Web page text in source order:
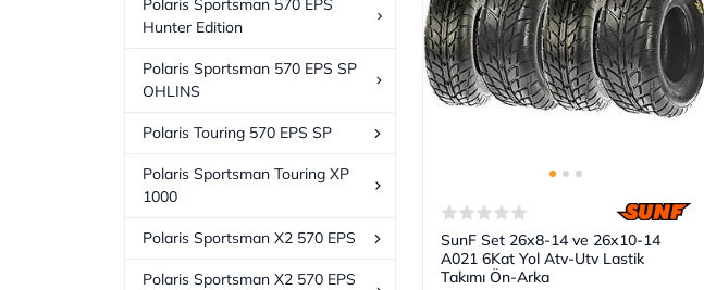
Polaris Sportsman 570 EPS
Hunter Edition
Polaris Sportsman 570 EPS SP
OHLINS
Polaris Touring 570 EPS SP
Polaris Sportsman Touring XP
1000
Polaris Sportsman X2 570 EPS
Polaris Sportsman X2 570 EPS
SunF Set 26x8-14 ve 26x10-14
A021 6Kat Yol Atv-Utv Lastik
Takımı Ön-Arka